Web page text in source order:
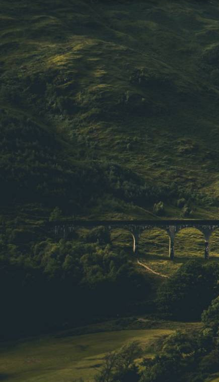
ou l'objet de votre choix (
son
sa baguette
apparition dans un livre ou
moment INOUBLIABLE
Christian vous accueillera
de
proposées pour le rencontrer à
Pour une
:
choix (
1 seule signature par
amènerez, ou encore l'une
smartphone, faites-vous
Coulson afin de repartir
l'avoir rencontré. Christian
pourra prendre la photo en
conversation.
Pour LE PACK DES DEUX -
pour la totale et repartez
Christian Couslon, mais
côtés qui vous garantira de
à vie.
Pour réserver, voyez plus bas
"Une journée pour tous" –
excellence
Chez Les 4 Maisons, nous
. C'est pourquoi cette
tous les passionnés d'Harry
confirmé, plongez dans
de produits sous licence
Explorez nos rayons variés et
des baguettes magiques
bijoux, collectors, jeux,
magie est à portée de main, et